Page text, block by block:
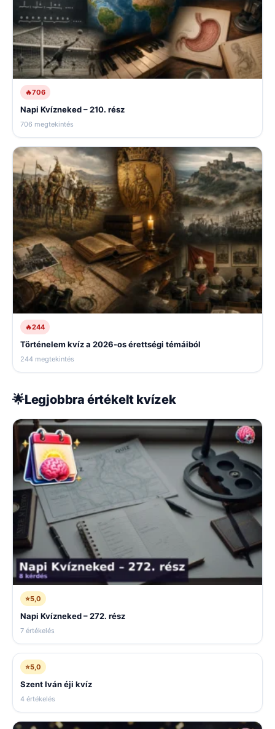
🔥706
Napi Kvízneked – 210. rész
706 megtekintés
🔥244
Történelem kvíz a 2026-os érettségi témáiból
244 megtekintés
🌟Legjobbra értékelt kvízek
⭐5,0
Napi Kvízneked – 272. rész
7 értékelés
⭐5,0
Szent Iván éji kvíz
4 értékelés